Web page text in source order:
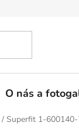
O nás a
/ Superfit 1-